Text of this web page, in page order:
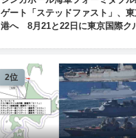
ゲート「ステッドファスト」、
港へ 8月21と22日に東京国際ク
2位